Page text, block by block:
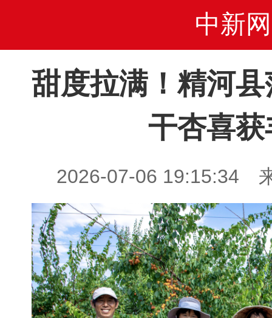
中新网
甜度拉满！精河
干杏喜获
2026-07-06 19:15:34